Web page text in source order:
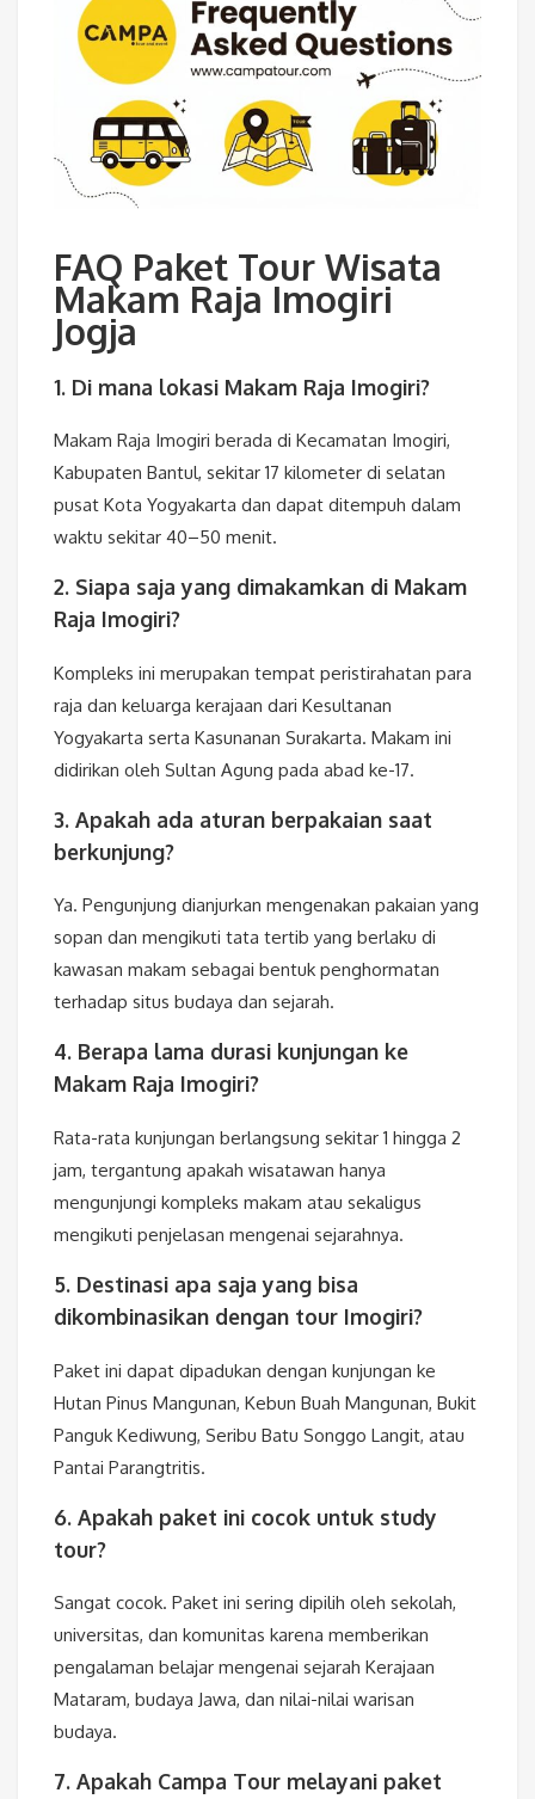
FAQ Paket Tour Wisata
Makam Raja Imogiri
Jogja
1. Di mana lokasi Makam Raja Imogiri?
Makam Raja Imogiri berada di Kecamatan Imogiri,
Kabupaten Bantul, sekitar 17 kilometer di selatan
pusat Kota Yogyakarta dan dapat ditempuh dalam
waktu sekitar 40–50 menit.
2. Siapa saja yang dimakamkan di Makam
Raja Imogiri?
Kompleks ini merupakan tempat peristirahatan para
raja dan keluarga kerajaan dari Kesultanan
Yogyakarta serta Kasunanan Surakarta. Makam ini
didirikan oleh Sultan Agung pada abad ke-17.
3. Apakah ada aturan berpakaian saat
berkunjung?
Ya. Pengunjung dianjurkan mengenakan pakaian yang
sopan dan mengikuti tata tertib yang berlaku di
kawasan makam sebagai bentuk penghormatan
terhadap situs budaya dan sejarah.
4. Berapa lama durasi kunjungan ke
Makam Raja Imogiri?
Rata-rata kunjungan berlangsung sekitar 1 hingga 2
jam, tergantung apakah wisatawan hanya
mengunjungi kompleks makam atau sekaligus
mengikuti penjelasan mengenai sejarahnya.
5. Destinasi apa saja yang bisa
dikombinasikan dengan tour Imogiri?
Paket ini dapat dipadukan dengan kunjungan ke
Hutan Pinus Mangunan, Kebun Buah Mangunan, Bukit
Panguk Kediwung, Seribu Batu Songgo Langit, atau
Pantai Parangtritis.
6. Apakah paket ini cocok untuk study
tour?
Sangat cocok. Paket ini sering dipilih oleh sekolah,
universitas, dan komunitas karena memberikan
pengalaman belajar mengenai sejarah Kerajaan
Mataram, budaya Jawa, dan nilai-nilai warisan
budaya.
7. Apakah Campa Tour melayani paket